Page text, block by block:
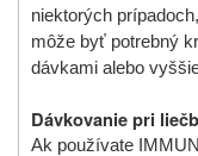
niektorých
môže byť potrebný
dávkami alebo
Dávkovanie pri
Ak používate